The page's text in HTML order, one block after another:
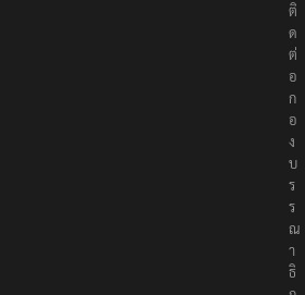
ติ
ด
ต่
อ
ก
อ
ง
บ
ร
ร
ณ
า
ธิ